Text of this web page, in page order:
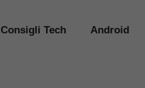
Consigli Tech Android